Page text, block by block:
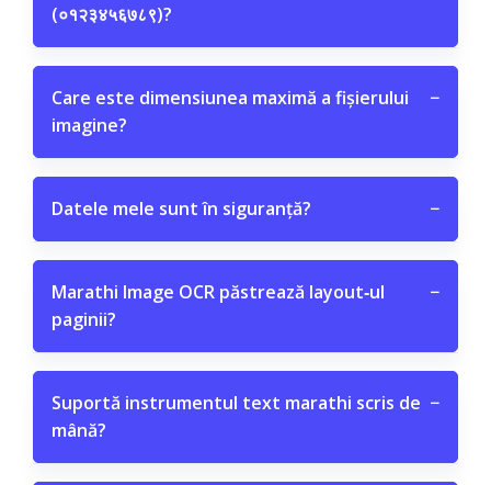
(०१२३४५६७८९)?
Care este dimensiunea maximă a fișierului
imagine?
−
Datele mele sunt în siguranță? −
Marathi Image OCR păstrează layout‑ul
paginii?
−
Suportă instrumentul text marathi scris de
mână?
−